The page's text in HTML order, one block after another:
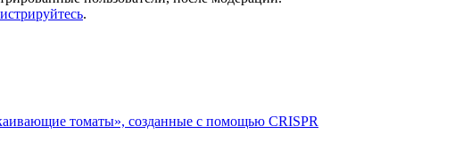
.
томаты», созданные с помощью CRISPR